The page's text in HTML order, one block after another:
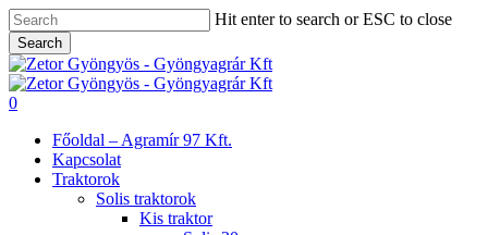
Skip
to
main
content
Hit enter to search or ESC to close
Search
Close
Search
search
0
Főoldal – Agramír 97 Kft.
Kapcsolat
Traktorok
Solis traktorok
Kis traktor